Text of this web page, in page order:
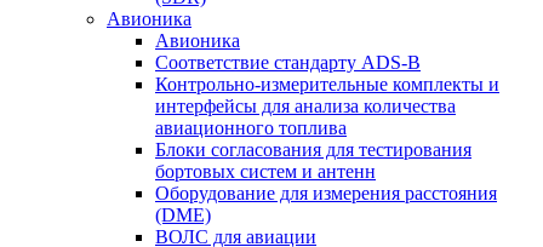
Авионика
Авионика
Соответствие стандарту ADS-B
Контрольно-измерительные комплекты и
интерфейсы для анализа количества
авиационного топлива
Блоки согласования для тестирования
бортовых систем и антенн
Оборудование для измерения расстояния
(DME)
ВОЛС для авиации